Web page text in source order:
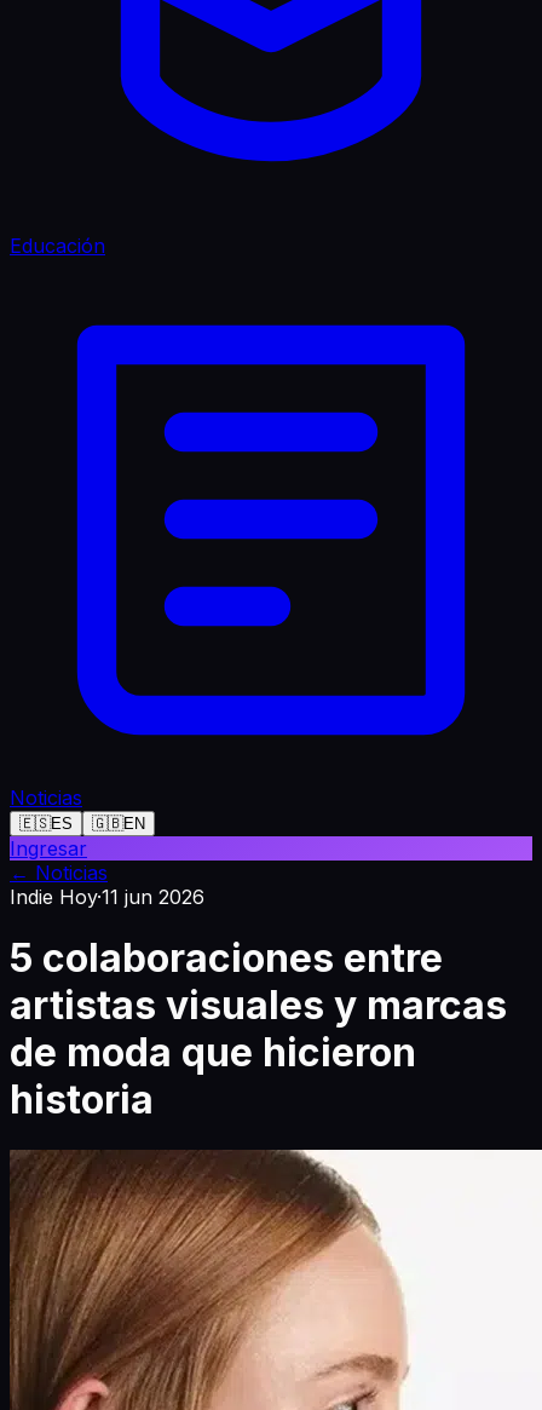
Educación
Noticias
🇪🇸ES 🇬🇧EN
Ingresar
← Noticias
Indie Hoy·11 jun 2026
5 colaboraciones entre
artistas visuales y marcas
de moda que hicieron
historia